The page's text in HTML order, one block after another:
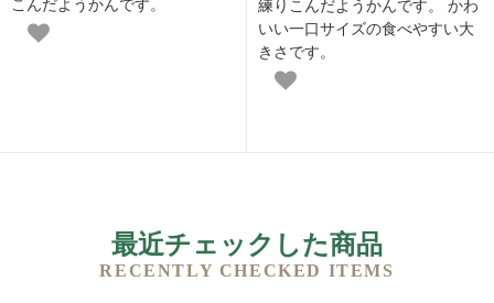
こんだようかんです。
練りこんだようかんです。 かわ
いい一口サイズの食べやすい大
きさです。
最近チェックした商品
RECENTLY CHECKED ITEMS